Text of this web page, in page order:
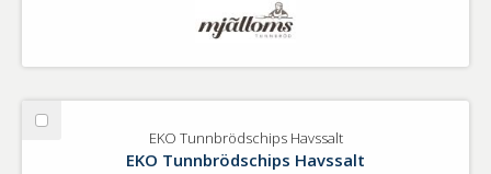
Välj
Tunnbrödschips
EKO Tunnbrödschips Havssalt
EKO Tunnbrödschips Havssalt